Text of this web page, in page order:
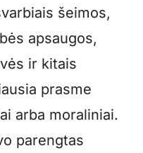
šeimos,
apsaugos,
ir kitais
prasme
arba moraliniai.
parengtas